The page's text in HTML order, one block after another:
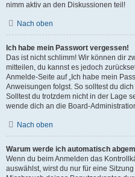
nimm aktiv an den Diskussionen teil!
Nach oben
Ich habe mein Passwort vergessen!
Das ist nicht schlimm! Wir können dir
mitteilen, du kannst es jedoch
Anmelde-Seite auf „Ich habe mein
Anweisungen folgst. So solltest du
Solltest du trotzdem nicht in der Lage
wende dich an die Board-
Nach oben
Warum werde ich automatisch
Wenn du beim Anmelden das
auswählst, wirst du nur für eine